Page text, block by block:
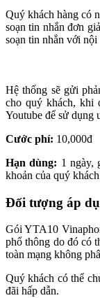
Quý khách hàng có
soạn tin nhắn đơn
soạn tin nhắn với nội
Hệ thống sẽ gửi
cho quý khách, khi
Youtube để sử dụng
Cước phí: 10,000đ
Hạn dùng: 1 ngày,
khoản của quý
Đối tượng áp
Gói YTA10
phổ thông do đó có
toàn mạng không
Quý khách có thể
đãi hấp dẫn.